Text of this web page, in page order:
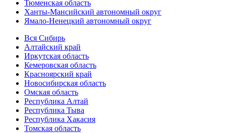
Тюменская область
Ханты-Мансийский автономный округ
Ямало-Ненецкий автономный округ
Вся Сибирь
Алтайский край
Иркутская область
Кемеровская область
Красноярский край
Новосибирская область
Омская область
Республика Алтай
Республика Тыва
Республика Хакасия
Томская область